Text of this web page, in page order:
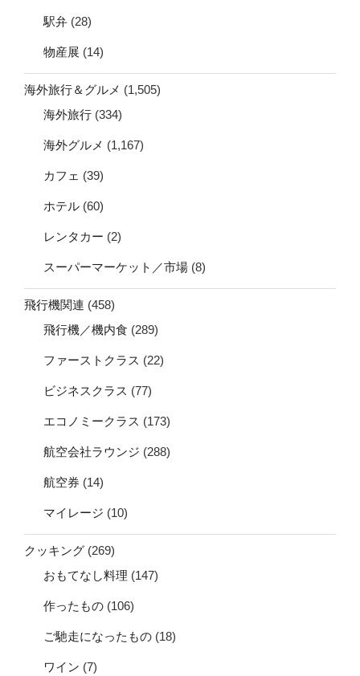
駅弁 (28)
物産展 (14)
海外旅行＆グルメ (1,505)
海外旅行 (334)
海外グルメ (1,167)
カフェ (39)
ホテル (60)
レンタカー (2)
スーパーマーケット／市場 (8)
飛行機関連 (458)
飛行機／機内食 (289)
ファーストクラス (22)
ビジネスクラス (77)
エコノミークラス (173)
航空会社ラウンジ (288)
航空券 (14)
マイレージ (10)
クッキング (269)
おもてなし料理 (147)
作ったもの (106)
ご馳走になったもの (18)
ワイン (7)